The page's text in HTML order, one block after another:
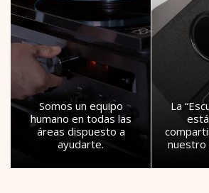
Somos un equipo
humano en todas las
áreas dispuesto a
ayudarte.
La
nuestro